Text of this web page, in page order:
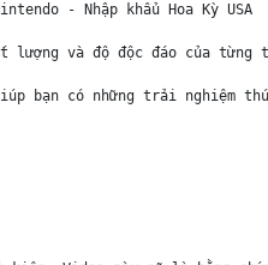
- Nhập khẩu Hoa Kỳ USA
lượng và độ độc đáo của
bạn có những trải